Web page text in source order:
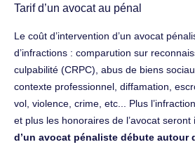
Tarif d’un avocat au pénal
Le coût d’intervention d’un avocat
d’infractions : comparution sur
culpabilité (CRPC), abus de biens
contexte professionnel, diffamation,
vol, violence, crime, etc... Plus
et plus les honoraires de l’avocat
d’un avocat pénaliste débute autour